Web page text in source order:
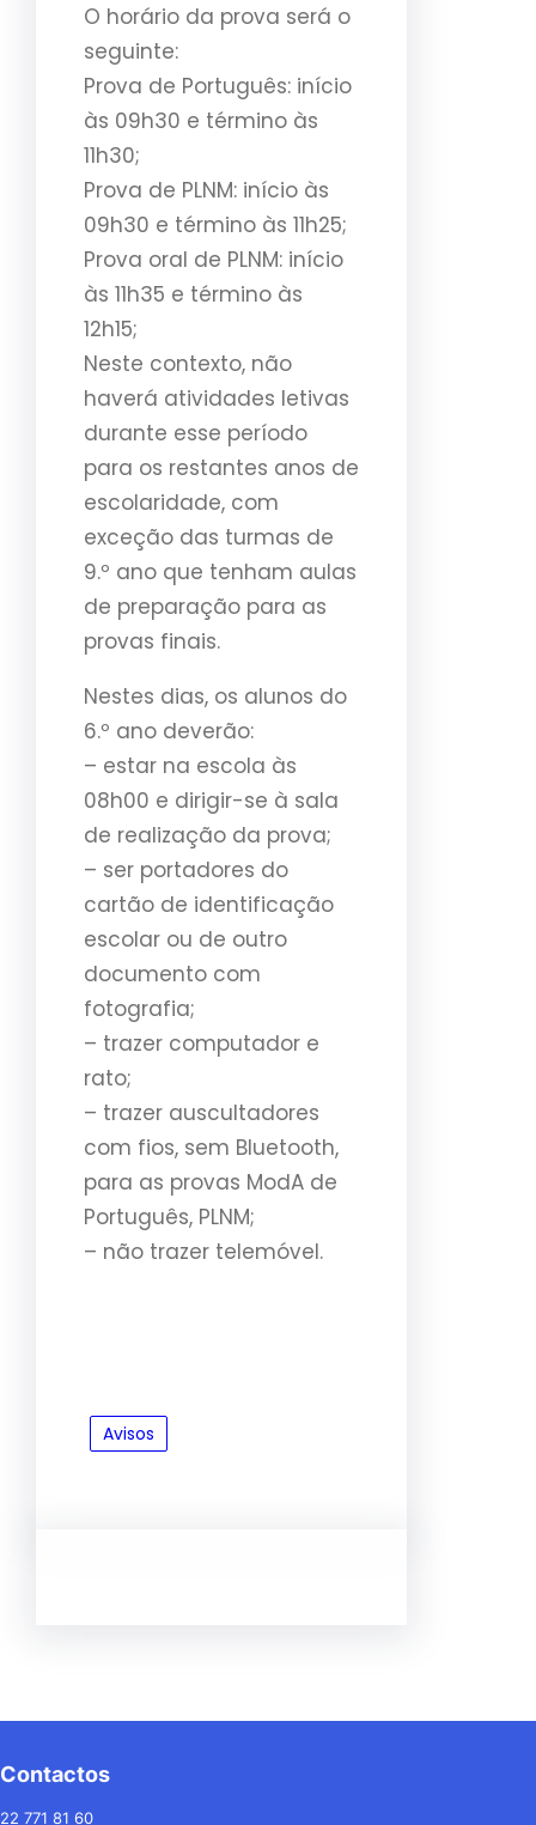
O horário da prova será o
seguinte:
Prova de Português: início
às 09h30 e término às
11h30;
Prova de PLNM: início às
09h30 e término às 11h25;
Prova oral de PLNM: início
às 11h35 e término às
12h15;
Neste contexto, não
haverá atividades letivas
durante esse período
para os restantes anos de
escolaridade, com
exceção das turmas de
9.º ano que tenham aulas
de preparação para as
provas finais.
Nestes dias, os alunos do
6.º ano deverão:
– estar na escola às
08h00 e dirigir-se à sala
de realização da prova;
– ser portadores do
cartão de identificação
escolar ou de outro
documento com
fotografia;
– trazer computador e
rato;
– trazer auscultadores
com fios, sem Bluetooth,
para as provas ModA de
Português, PLNM;
– não trazer telemóvel.
Avisos
Contactos
22 771 81 60